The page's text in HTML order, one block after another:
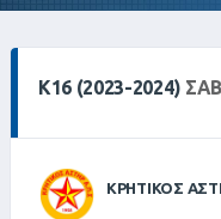
Κ16 (2023-2024)
ΚΡΗΤΙΚΟΣ